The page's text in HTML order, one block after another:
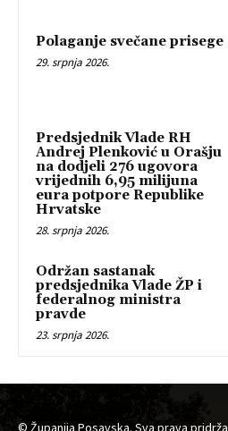
Polaganje svečane prisege
29. srpnja 2026.
Predsjednik Vlade RH
Andrej Plenković u Orašju
na dodjeli 276 ugovora
vrijednih 6,95 milijuna
eura potpore Republike
Hrvatske
28. srpnja 2026.
Održan sastanak
predsjednika Vlade ŽP i
federalnog ministra
pravde
23. srpnja 2026.